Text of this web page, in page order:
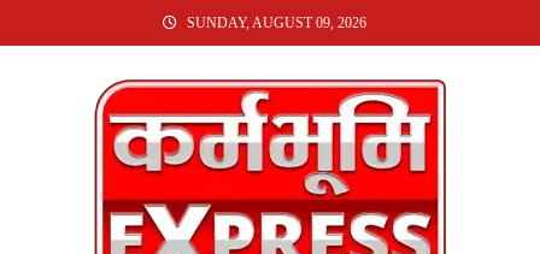
TO
SUNDAY, AUGUST 09, 2026